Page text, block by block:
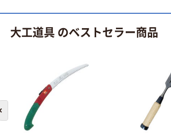
大工道具 のベストセラー商品
前のスライドへ
リー）
￥374~